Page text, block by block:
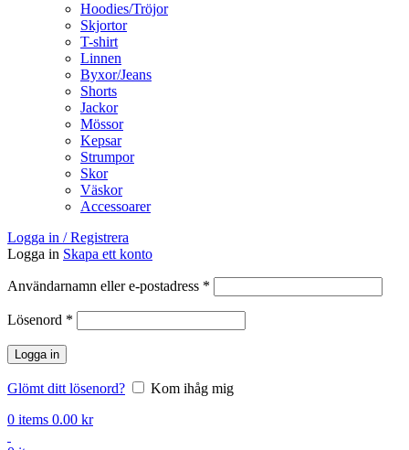
Hoodies/Tröjor
Skjortor
T-shirt
Linnen
Byxor/Jeans
Shorts
Jackor
Mössor
Kepsar
Strumpor
Skor
Väskor
Accessoarer
Logga in / Registrera
Logga in Skapa ett konto
Användarnamn eller e-postadress *
Lösenord *
Logga in
Glömt ditt lösenord?
Kom ihåg mig
0 items 0.00 kr